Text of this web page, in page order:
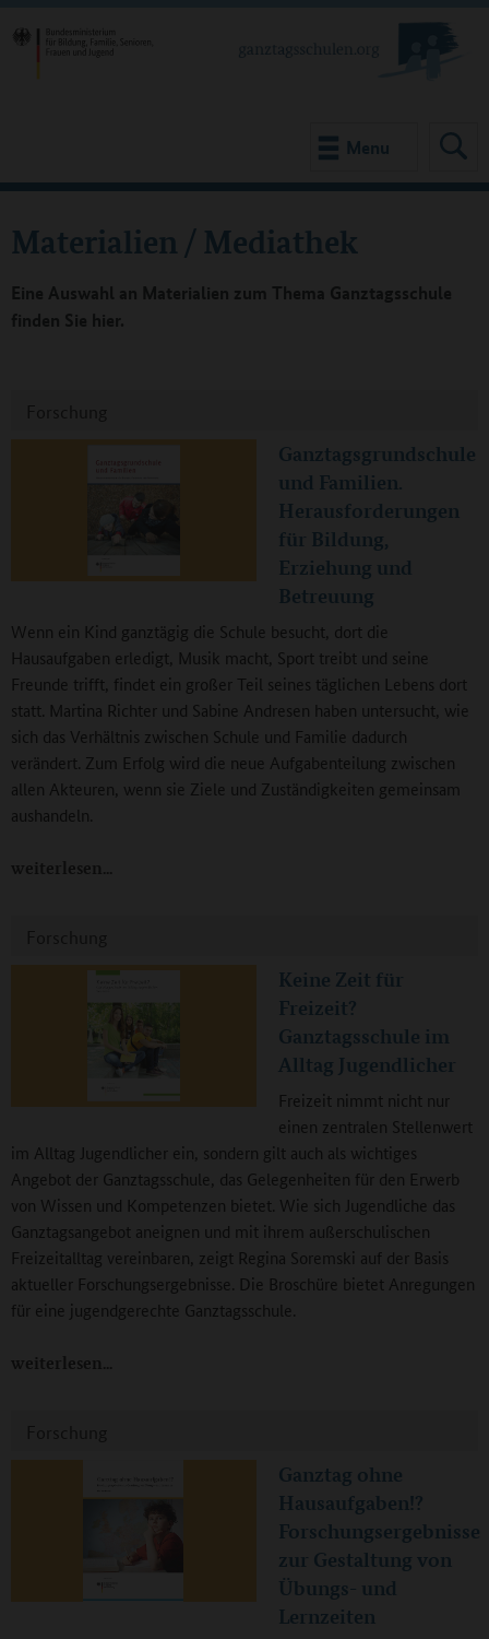
Menu
Materialien / Mediathek
Eine Auswahl an Materialien zum Thema Ganztagsschule
finden Sie hier.
Ganztagsgrundschule
und Familien.
Herausforderungen
für Bildung,
Erziehung und
Betreuung
Wenn ein Kind ganztägig die Schule besucht, dort die
Hausaufgaben erledigt, Musik macht, Sport treibt und seine
Freunde trifft, findet ein großer Teil seines täglichen Lebens dort
statt. Martina Richter und Sabine Andresen haben untersucht, wie
sich das Verhältnis zwischen Schule und Familie dadurch
verändert. Zum Erfolg wird die neue Aufgabenteilung zwischen
allen Akteuren, wenn sie Ziele und Zuständigkeiten gemeinsam
aushandeln.
weiterlesen
Keine Zeit für
Freizeit?
Ganztagsschule im
Alltag Jugendlicher
Freizeit nimmt nicht nur
einen zentralen Stellenwert
im Alltag Jugendlicher ein, sondern gilt auch als wichtiges
Angebot der Ganztagsschule, das Gelegenheiten für den Erwerb
von Wissen und Kompetenzen bietet. Wie sich Jugendliche das
Ganztagsangebot aneignen und mit ihrem außerschulischen
Freizeitalltag vereinbaren, zeigt Regina Soremski auf der Basis
aktueller Forschungsergebnisse. Die Broschüre bietet Anregungen
für eine jugendgerechte Ganztagsschule.
weiterlesen
Ganztag ohne
Hausaufgaben!?
Forschungsergebnisse
zur Gestaltung von
Übungs- und
Lernzeiten